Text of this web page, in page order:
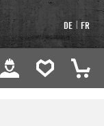
DE | FR